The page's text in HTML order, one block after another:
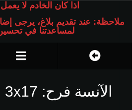
اذا كان الخادم لا
ملاحظة: عند تقديم بلاغ، يرجى
لمساعدتنا في
الآنسة فرح: 3x17